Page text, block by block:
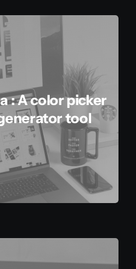
: A color picker
tool